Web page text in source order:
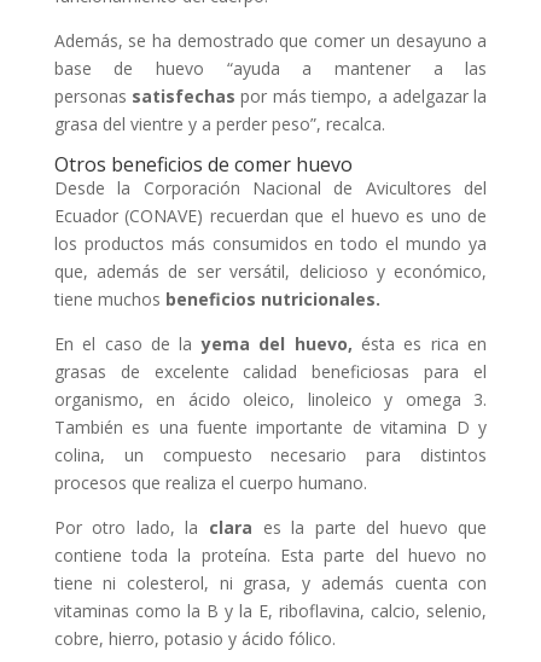
Además, se ha demostrado que comer un desayuno a
base de huevo “ayuda a mantener a las
personas satisfechas por más tiempo, a adelgazar la
grasa del vientre y a perder peso”, recalca.
Otros beneficios de comer huevo
Desde la Corporación Nacional de Avicultores del
Ecuador (CONAVE) recuerdan que el huevo es uno de
los productos más consumidos en todo el mundo ya
que, además de ser versátil, delicioso y económico,
tiene muchos beneficios nutricionales.
En el caso de layema del huevo, ésta es rica en
grasas de excelente calidad beneficiosas para el
organismo, en ácido oleico, linoleico y omega 3.
También es una fuente importante de vitamina D y
colina, un compuesto necesario para distintos
procesos que realiza el cuerpo humano.
Por otro lado, la clara es la parte del huevo que
contiene toda la proteína. Esta parte del huevo no
tiene ni colesterol, ni grasa, y además cuenta con
vitaminas como la B y la E, riboflavina, calcio, selenio,
cobre, hierro, potasio y ácido fólico.